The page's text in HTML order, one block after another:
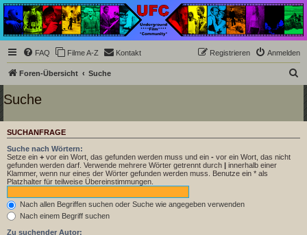
Underground Film
Community
Die Underground Film Community ist ein deutschsprachiges Filmforum und ein Paradies
für Cineasten und Filmsüchtige jenseits des Mainstreams.
FAQ Filme A-Z Kontakt Anmelden
Registrieren
Foren-Übersicht Suche
h
e
Suche
SUCHANFRAGE
Suche nach Wörtern:
Setze ein + vor ein Wort, das gefunden werden muss und ein - vor ein Wort, das nicht
gefunden werden darf. Verwende mehrere Wörter getrennt durch | innerhalb einer
Klammer, wenn nur eines der Wörter gefunden werden muss. Benutze ein * als
Platzhalter für teilweise Übereinstimmungen.
Nach allen Begriffen suchen oder Suche wie angegeben verwenden
Nach einem Begriff suchen
Zu suchender Autor: